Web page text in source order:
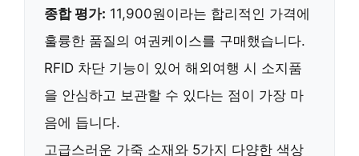
종합 평가: 11,900원이라는 합리적인 가격에
훌륭한 품질의 여권케이스를 구매했습니다.
RFID 차단 기능이 있어 해외여행 시 소지품
을 안심하고 보관할 수 있다는 점이 가장 마
음에 듭니다.
고급스러운 가죽 소재와 5가지 다양한 색상